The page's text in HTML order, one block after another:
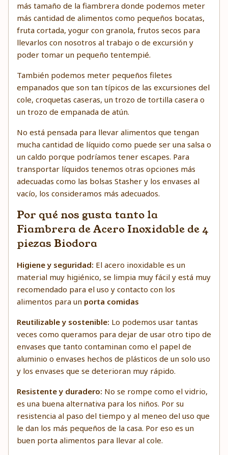
más tamaño de la fiambrera donde podemos meter
más cantidad de alimentos como pequeños bocatas,
fruta cortada, yogur con granola, frutos secos para
llevarlos con nosotros al trabajo o de excursión y
poder tomar un pequeño tentempié.
También podemos meter pequeños filetes
empanados que son tan típicos de las excursiones del
cole, croquetas caseras, un trozo de tortilla casera o
un trozo de empanada de atún.
No está pensada para llevar alimentos que tengan
mucha cantidad de líquido como puede ser una salsa o
un caldo porque podríamos tener escapes. Para
transportar líquidos tenemos otras opciones más
adecuadas como las bolsas Stasher y los envases al
vacío, los consideramos más adecuados.
Por qué nos gusta tanto la
Fiambrera de Acero Inoxidable de 4
piezas Biodora
Higiene y seguridad: El acero inoxidable es un
material muy higiénico, se limpia muy fácil y está muy
recomendado para el uso y contacto con los
alimentos para un porta comidas
Reutilizable y sostenible: Lo podemos usar tantas
veces como queramos para dejar de usar otro tipo de
envases que tanto contaminan como el papel de
aluminio o envases hechos de plásticos de un solo uso
y los envases que se deterioran muy rápido.
Resistente y duradero: No se rompe como el vidrio,
es una buena alternativa para los niños. Por su
resistencia al paso del tiempo y al meneo del uso que
le dan los más pequeños de la casa. Por eso es un
buen porta alimentos para llevar al cole.